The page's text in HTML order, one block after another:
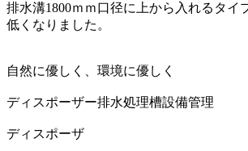
排水溝1800ｍｍ口径に上から入れるタイ
低くなりました。
自然に優しく、環境に優しく
ディスポーザー排水処理槽設備管理
ディスポーザ